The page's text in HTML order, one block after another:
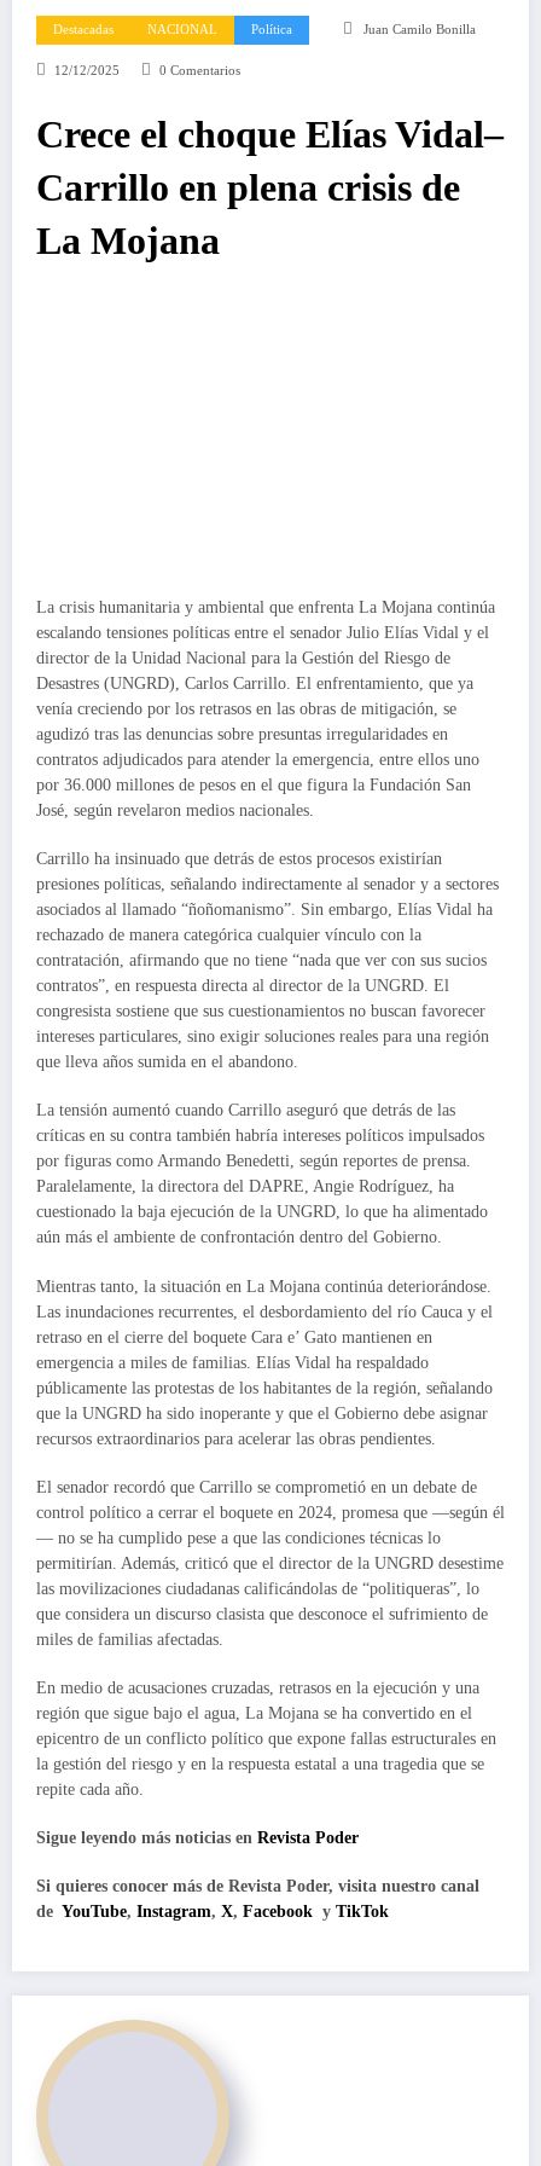
Destacadas NACIONAL Política Juan Camilo Bonilla
12/12/2025 0 Comentarios
Crece el choque Elías Vidal–
Carrillo en plena crisis de
La Mojana
La crisis humanitaria y ambiental que enfrenta La Mojana continúa
escalando tensiones políticas entre el senador Julio Elías Vidal y el
director de la Unidad Nacional para la Gestión del Riesgo de
Desastres (UNGRD), Carlos Carrillo. El enfrentamiento, que ya
venía creciendo por los retrasos en las obras de mitigación, se
agudizó tras las denuncias sobre presuntas irregularidades en
contratos adjudicados para atender la emergencia, entre ellos uno
por 36.000 millones de pesos en el que figura la Fundación San
José, según revelaron medios nacionales.
Carrillo ha insinuado que detrás de estos procesos existirían
presiones políticas, señalando indirectamente al senador y a sectores
asociados al llamado “ñoñomanismo”. Sin embargo, Elías Vidal ha
rechazado de manera categórica cualquier vínculo con la
contratación, afirmando que no tiene “nada que ver con sus sucios
contratos”, en respuesta directa al director de la UNGRD. El
congresista sostiene que sus cuestionamientos no buscan favorecer
intereses particulares, sino exigir soluciones reales para una región
que lleva años sumida en el abandono.
La tensión aumentó cuando Carrillo aseguró que detrás de las
críticas en su contra también habría intereses políticos impulsados
por figuras como Armando Benedetti, según reportes de prensa.
Paralelamente, la directora del DAPRE, Angie Rodríguez, ha
cuestionado la baja ejecución de la UNGRD, lo que ha alimentado
aún más el ambiente de confrontación dentro del Gobierno.
Mientras tanto, la situación en La Mojana continúa deteriorándose.
Las inundaciones recurrentes, el desbordamiento del río Cauca y el
retraso en el cierre del boquete Cara e’ Gato mantienen en
emergencia a miles de familias. Elías Vidal ha respaldado
públicamente las protestas de los habitantes de la región, señalando
que la UNGRD ha sido inoperante y que el Gobierno debe asignar
recursos extraordinarios para acelerar las obras pendientes.
El senador recordó que Carrillo se comprometió en un debate de
control político a cerrar el boquete en 2024, promesa que —según él
— no se ha cumplido pese a que las condiciones técnicas lo
permitirían. Además, criticó que el director de la UNGRD desestime
las movilizaciones ciudadanas calificándolas de “politiqueras”, lo
que considera un discurso clasista que desconoce el sufrimiento de
miles de familias afectadas.
En medio de acusaciones cruzadas, retrasos en la ejecución y una
región que sigue bajo el agua, La Mojana se ha convertido en el
epicentro de un conflicto político que expone fallas estructurales en
la gestión del riesgo y en la respuesta estatal a una tragedia que se
repite cada año.
Sigue leyendo más noticias en Revista Poder
Si quieres conocer más de Revista Poder, visita nuestro canal
de YouTube, Instagram, X, Facebook y TikTok